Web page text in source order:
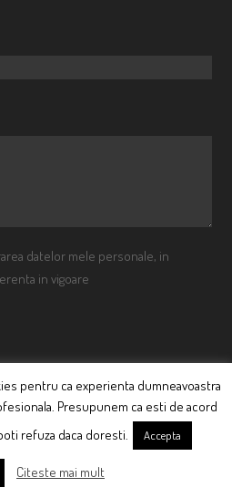
datelor mele personale, in
in vigoare
a Imperiului Ciutacesc.
pentru ca experienta dumneavoastra
Presupunem ca esti de acord
refuza daca doresti.
Accepta
Citeste mai mult